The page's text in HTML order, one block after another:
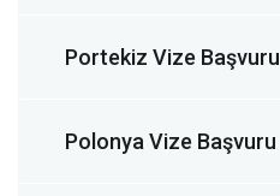
Portekiz Vize Başvuru
Polonya Vize Başvuru